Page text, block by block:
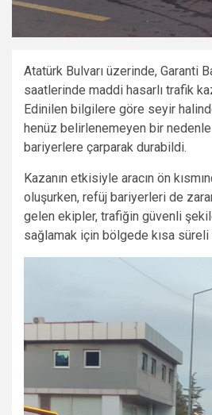
Atatürk Bulvarı üzerinde, Garanti
saatlerinde maddi hasarlı trafik
Edinilen bilgilere göre seyir
henüz belirlenemeyen bir
bariyerlere çarparak durabildi.
Kazanın etkisiyle aracın ön
oluşurken, refüj bariyerleri de
gelen ekipler, trafiğin güvenli
sağlamak için bölgede kısa süreli